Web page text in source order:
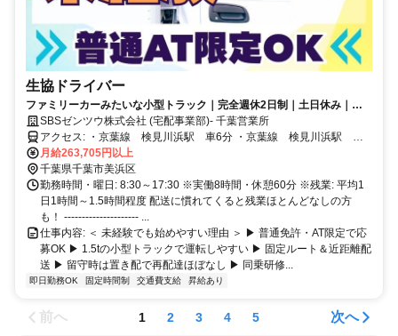
生協ドライバー
ファミリーカーみたいな小型トラック｜完全週休2日制｜土日休み｜こ
の先家族が増えても安心の大手企業
SBSゼンツウ株式会社 (宅配事業部)- 千葉営業所
アクセス: ・京葉線 検見川浜駅 車6分 ・京葉線 検見川浜駅 車8
分 ・京葉線 海浜幕張駅 車11分
月給263,705円以上
千葉県千葉市美浜区
勤務時間・曜日: 8:30～17:30 ※実働8時間・休憩60分 ※残業: 平均1
日1時間～1.5時間程度 配送に慣れてくると残業ほとんどなしの方
も！ --------------------- ...
仕事内容: ＜ 未経験でも始めやすい理由 ＞ ▶ 普通免許・AT限定で応
募OK ▶ 1.5tの小型トラックで運転しやすい ▶ 固定ルート＆近距離配
送 ▶ 留守時は置き配で再配達ほぼなし ▶ 同乗研修...
即日勤務OK 固定時間制 交通費支給 昇給あり
前へ 1 2 3 4 5 次へ